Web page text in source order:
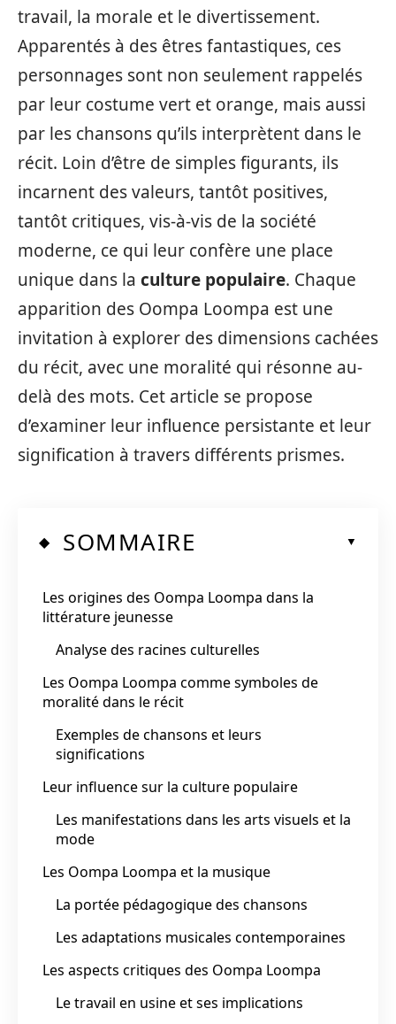
travail, la morale et le divertissement.
Apparentés à des êtres fantastiques, ces
personnages sont non seulement rappelés
par leur costume vert et orange, mais aussi
par les chansons qu’ils interprètent dans le
récit. Loin d’être de simples figurants, ils
incarnent des valeurs, tantôt positives,
tantôt critiques, vis-à-vis de la société
moderne, ce qui leur confère une place
unique dans la culture populaire. Chaque
apparition des Oompa Loompa est une
invitation à explorer des dimensions cachées
du récit, avec une moralité qui résonne au-
delà des mots. Cet article se propose
d’examiner leur influence persistante et leur
signification à travers différents prismes.
SOMMAIRE
Les origines des Oompa Loompa dans la
littérature jeunesse
Analyse des racines culturelles
Les Oompa Loompa comme symboles de
moralité dans le récit
Exemples de chansons et leurs
significations
Leur influence sur la culture populaire
Les manifestations dans les arts visuels et la
mode
Les Oompa Loompa et la musique
La portée pédagogique des chansons
Les adaptations musicales contemporaines
Les aspects critiques des Oompa Loompa
Le travail en usine et ses implications